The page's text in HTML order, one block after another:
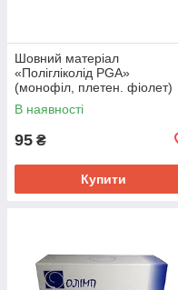
Шовний матеріал
«Полігліколід PGA»
(монофіл, плетен. фіолет)
75см,4/0, ОЛІМП
В наявності
95 ₴
Купити